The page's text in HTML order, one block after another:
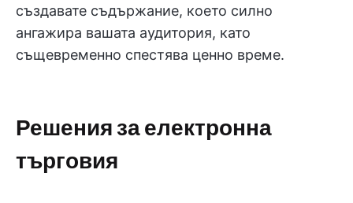
създавате съдържание, което силно
ангажира вашата аудитория, като
същевременно спестява ценно време.
Решения за електронна
търговия